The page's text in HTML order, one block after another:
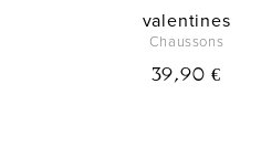
valentines
Chaussons
39,90 €